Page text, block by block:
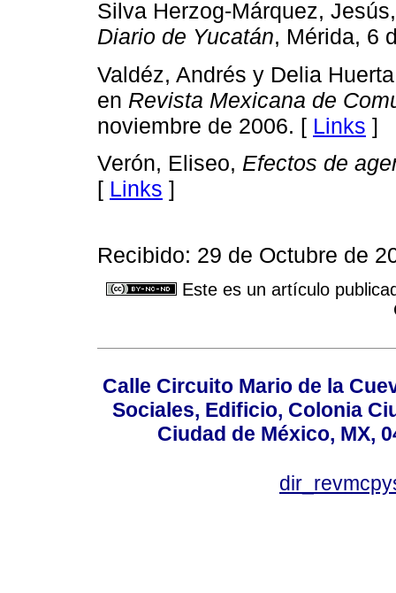
Silva Herzog-Márquez,
Diario de Yucatán, Mérida, 6
Valdéz, Andrés y Delia
en Revista Mexicana de
noviembre de 2006. [ Links ]
Verón, Eliseo, Efectos de
[ Links ]
Recibido: 29 de Octubre de
Este es un artículo
Calle Circuito Mario de la
Sociales, Edificio, Colonia
Ciudad de México, MX,